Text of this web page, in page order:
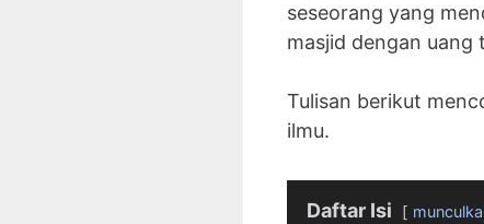
seseorang yang
masjid dengan uang
Tulisan berikut
ilmu.
Daftar Isi